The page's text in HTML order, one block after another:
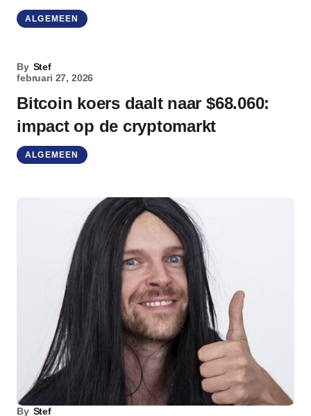
ALGEMEEN
By Stef
februari 27, 2026
Bitcoin koers daalt naar $68.060:
impact op de cryptomarkt
ALGEMEEN
By Stef